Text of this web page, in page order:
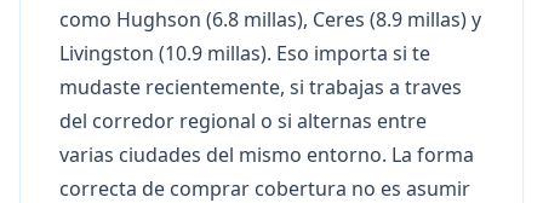
como Hughson (6.8 millas), Ceres (8.9 millas) y
Livingston (10.9 millas). Eso importa si te
mudaste recientemente, si trabajas a traves
del corredor regional o si alternas entre
varias ciudades del mismo entorno. La forma
correcta de comprar cobertura no es asumir